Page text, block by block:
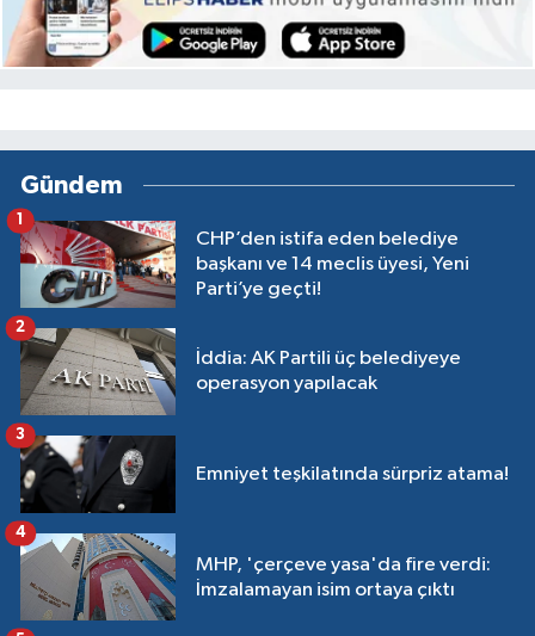
Gündem
CHP’den istifa eden belediye
başkanı ve 14 meclis üyesi, Yeni
Parti’ye geçti!
1
İddia: AK Partili üç belediyeye
operasyon yapılacak
2
Emniyet teşkilatında sürpriz atama!
3
MHP, 'çerçeve yasa'da fire verdi:
İmzalamayan isim ortaya çıktı
4